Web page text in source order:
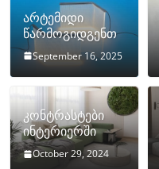
არტემიდი
წარმოგიდგენთ
September 16, 2025
კონტრასტები
ინტერიერში
October 29, 2024